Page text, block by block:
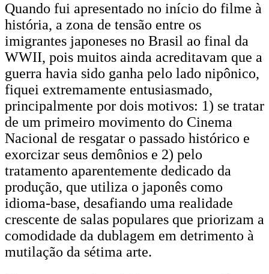
Quando fui apresentado no início do filme à
história, a zona de tensão entre os
imigrantes japoneses no Brasil ao final da
WWII, pois muitos ainda acreditavam que a
guerra havia sido ganha pelo lado nipônico,
fiquei extremamente entusiasmado,
principalmente por dois motivos: 1) se tratar
de um primeiro movimento do Cinema
Nacional de resgatar o passado histórico e
exorcizar seus demônios e 2) pelo
tratamento aparentemente dedicado da
produção, que utiliza o japonês como
idioma-base, desafiando uma realidade
crescente de salas populares que priorizam a
comodidade da dublagem em detrimento à
mutilação da sétima arte.